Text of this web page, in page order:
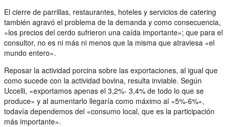
El cierre de parrillas, restaurantes, hoteles y servicios de catering
también agravó el problema de la demanda y como consecuencia,
«los precios del cerdo sufrieron una caída importante»; que para el
consultor, no es ni más ni menos que la misma que atraviesa «el
mundo entero».
Reposar la actividad porcina sobre las exportaciones, al igual que
como sucede con la actividad bovina, resulta inviable. Según
Uccelli, «exportamos apenas el 3,2%- 3,4% de todo lo que se
produce» y al aumentarlo llegaría como máximo al «5%-6%»,
todavía dependemos del «consumo local, que es la participación
más importante».